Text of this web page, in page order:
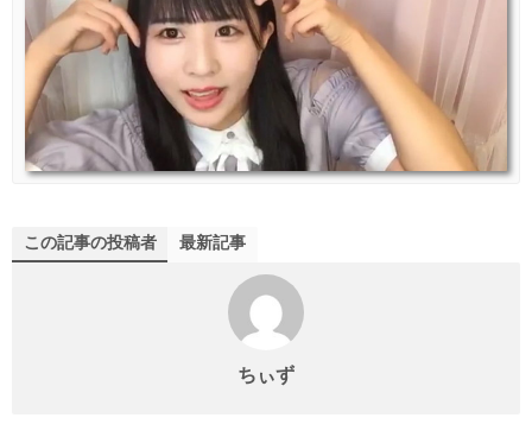
この記事の投稿者 最新記事
ちぃず